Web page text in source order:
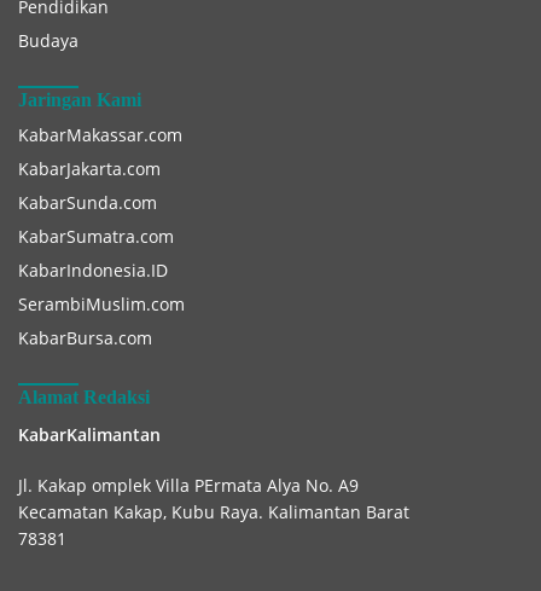
Pendidikan
Budaya
Jaringan Kami
KabarMakassar.com
KabarJakarta.com
KabarSunda.com
KabarSumatra.com
KabarIndonesia.ID
SerambiMuslim.com
KabarBursa.com
Alamat Redaksi
KabarKalimantan
Jl. Kakap omplek Villa PErmata Alya No. A9
Kecamatan Kakap, Kubu Raya. Kalimantan Barat
78381